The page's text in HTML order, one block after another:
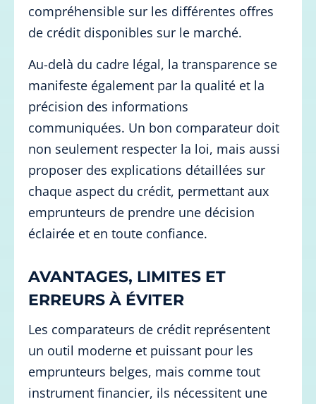
compréhensible sur les différentes offres
de crédit disponibles sur le marché.
Au-delà du cadre légal, la transparence se
manifeste également par la qualité et la
précision des informations
communiquées. Un bon comparateur doit
non seulement respecter la loi, mais aussi
proposer des explications détaillées sur
chaque aspect du crédit, permettant aux
emprunteurs de prendre une décision
éclairée et en toute confiance.
AVANTAGES, LIMITES ET
ERREURS À ÉVITER
Les comparateurs de crédit représentent
un outil moderne et puissant pour les
emprunteurs belges, mais comme tout
instrument financier, ils nécessitent une